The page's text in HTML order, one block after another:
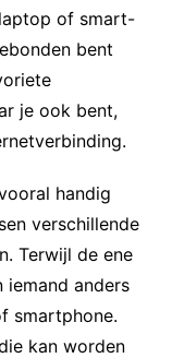
of smart-
bent
je ook bent,
handig
verschillende
Terwijl de ene
anders
smartphone.
kan worden